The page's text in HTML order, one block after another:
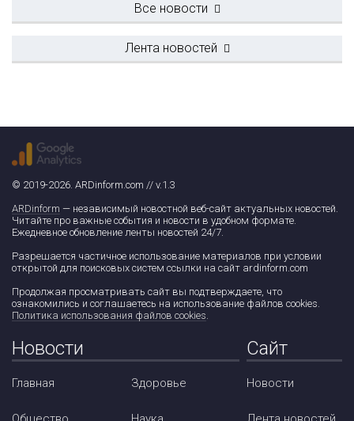
Все новости
Лента новостей
© 2019-2026. ARDinform.com // v.1.3
ARDinform — независимый новостной веб-сайт актуальных новостей.
Читайте про важные события и новости в удобном формате.
Ежедневное обновление ленты новостей 24/7.
Разрешается частичное использование материалов при условии
открытой для поисковых систем ссылки на сайт ardinform.com
Продолжая просматривать сайт вы подтверждаете, что
ознакомились и соглашаетесь на использование файлов cookies.
Политика использования файлов cookies.
Новости
Главная Здоровье
Сайт
Новости